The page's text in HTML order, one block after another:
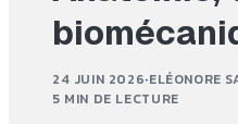
24 JUIN 2026·ELÉONORE
5 MIN DE LECTURE